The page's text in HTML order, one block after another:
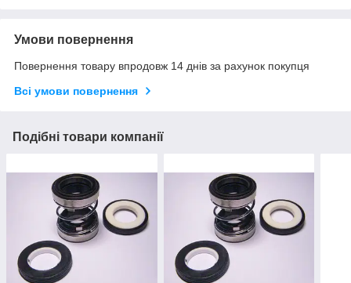
Умови повернення
Повернення товару впродовж 14 днів за рахунок покупця
Всі умови повернення
Подібні товари компанії